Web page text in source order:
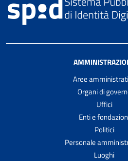
Aree
Organi di
Uffici
Enti e
Politici
Personale
Luoghi